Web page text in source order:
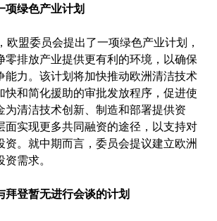
项绿色产业计划
欧盟委员会提出了一项绿色产业计划，
零排放产业提供更有利的环境，以确保
能力。该计划将加快推动欧洲清洁技术
快和简化援助的审批发放程序，促进使
为清洁技术创新、制造和部署提供资
面实现更多共同融资的途径，以支持对
资。就中期而言，委员会提议建立欧洲
需求。
拜登暂无进行会谈的计划